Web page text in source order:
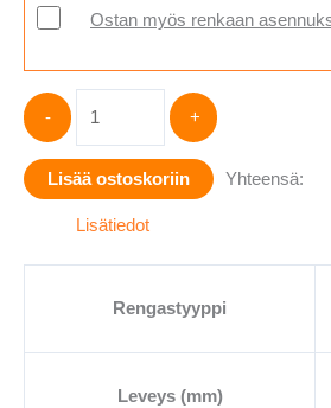
Ostan myös renkaan
-
215/45-
20
määrä
+
Lisää ostoskoriin Yhteensä:
Lisätiedot
Rengastyyppi
Leveys (mm)